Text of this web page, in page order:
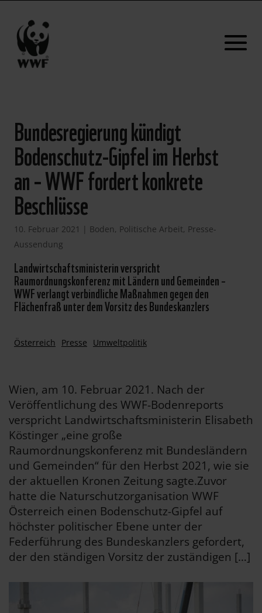
Bundesregierung kündigt
Bodenschutz-Gipfel im Herbst
an – WWF fordert konkrete
Beschlüsse
10. Februar 2021 | Boden, Politische Arbeit, Presse-
Aussendung
Landwirtschaftsministerin verspricht
Raumordnungskonferenz mit Ländern und Gemeinden –
WWF verlangt verbindliche Maßnahmen gegen den
Flächenfraß unter dem Vorsitz des Bundeskanzlers
Österreich Presse Umweltpolitik
Wien, am 10. Februar 2021. Nach der
Veröffentlichung des WWF-Bodenreports
verspricht Landwirtschaftsministerin Elisabeth
Köstinger „eine große
Raumordnungskonferenz mit Bundesländern
und Gemeinden“ für den Herbst 2021, wie sie
der aktuellen Kronen Zeitung sagte.Zuvor
hatte die Naturschutzorganisation WWF
Österreich einen Bodenschutz-Gipfel auf
höchster politischer Ebene unter der
Federführung des Bundeskanzlers gefordert,
der den ständigen Vorsitz der zuständigen […]